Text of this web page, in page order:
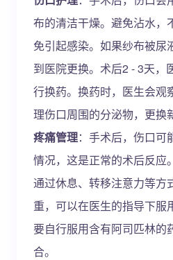
布的清洁干燥。避免沾水，
免引起感染。如果纱布被尿
到医院更换。术后2 - 3天，
行换药。换药时，医生会观
理伤口周围的分泌物，更换
疼痛管理：手术后，伤口可
情况，这是正常的术后反应
通过休息、转移注意力等方
重，可以在医生的指导下服
要自行服用含有阿司匹林的
合。